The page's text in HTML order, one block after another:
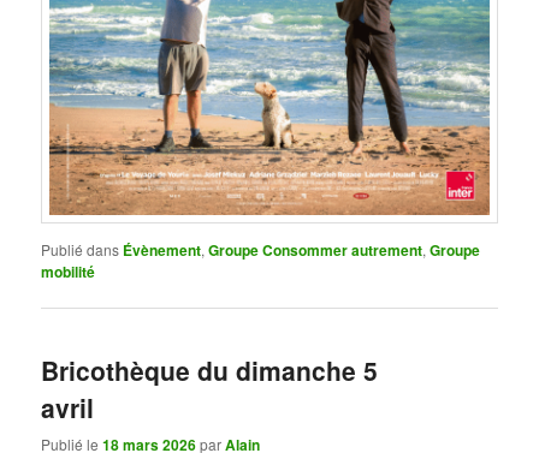
Publié dans Évènement,Groupe Consommer autrement,Groupe
mobilité
Bricothèque du dimanche 5
avril
Publié le18 mars 2026parAlain